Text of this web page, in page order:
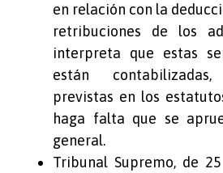
en relación con la
retribuciones de los
interpreta que estas
están
previstas en los
haga falta que se
general.
Tribunal Supremo, de